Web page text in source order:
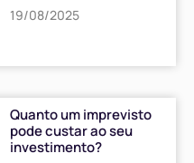
19/08/2025
Quanto um imprevisto
pode custar ao seu
investimento?